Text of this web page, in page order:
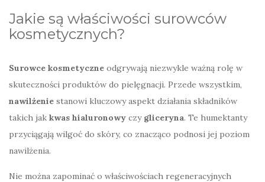
Jakie są właściwości surowców
kosmetycznych?
Surowce kosmetyczne odgrywają niezwykle ważną rolę w
skuteczności produktów do pielęgnacji. Przede wszystkim,
nawilżenie stanowi kluczowy aspekt działania składników
takich jak kwas hialuronowy czy gliceryna. Te humektanty
przyciągają wilgoć do skóry, co znacząco podnosi jej poziom
nawilżenia.
Nie można zapominać o właściwościach regeneracyjnych